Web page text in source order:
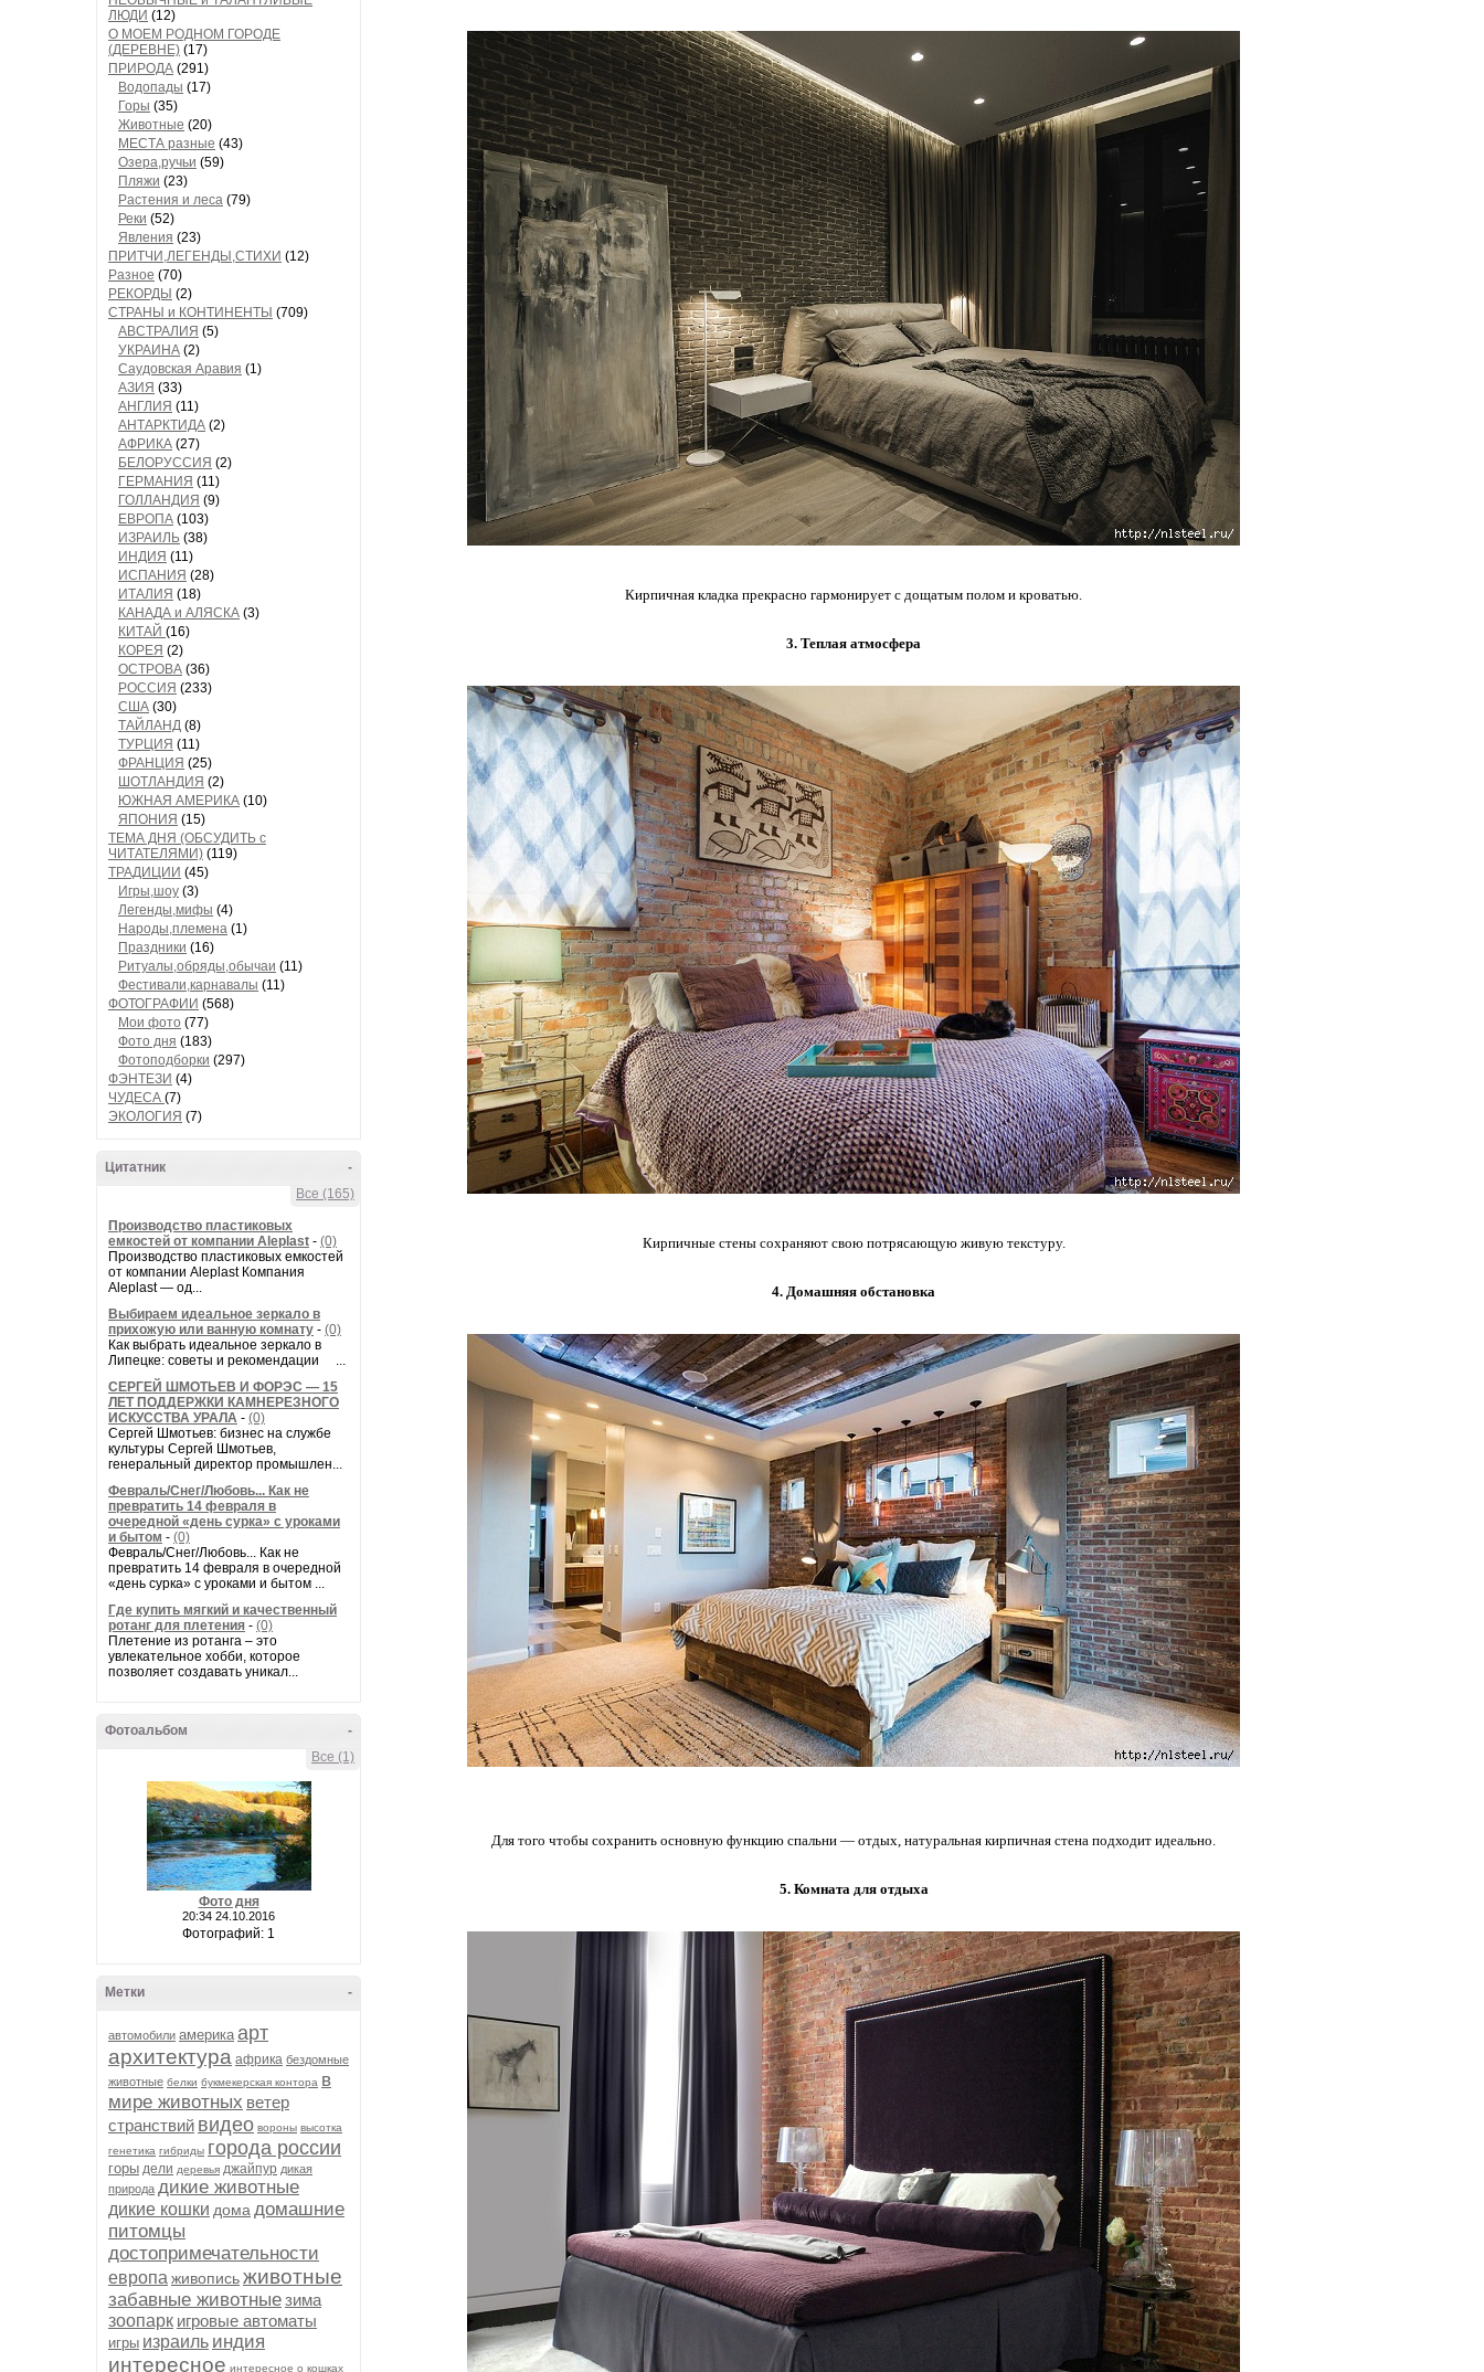
ЛЮДИ (12)
О МОЕМ РОДНОМ ГОРОДЕ
(ДЕРЕВНЕ) (17)
ПРИРОДА (291)
Водопады (17)
Горы (35)
Животные (20)
МЕСТА разные (43)
Озера,ручьи (59)
Пляжи (23)
Растения и леса (79)
Реки (52)
Явления (23)
ПРИТЧИ,ЛЕГЕНДЫ,СТИХИ (12)
Разное (70)
РЕКОРДЫ (2)
СТРАНЫ и КОНТИНЕНТЫ (709)
АВСТРАЛИЯ (5)
УКРАИНА (2)
Саудовская Аравия (1)
АЗИЯ (33)
АНГЛИЯ (11)
АНТАРКТИДА (2)
АФРИКА (27)
БЕЛОРУССИЯ (2)
ГЕРМАНИЯ (11)
ГОЛЛАНДИЯ (9)
ЕВРОПА (103)
ИЗРАИЛЬ (38)
ИНДИЯ (11)
ИСПАНИЯ (28)
ИТАЛИЯ (18)
КАНАДА и АЛЯСКА (3)
КИТАЙ (16)
КОРЕЯ (2)
ОСТРОВА (36)
РОССИЯ (233)
США (30)
ТАЙЛАНД (8)
ТУРЦИЯ (11)
ФРАНЦИЯ (25)
ШОТЛАНДИЯ (2)
ЮЖНАЯ АМЕРИКА (10)
ЯПОНИЯ (15)
ТЕМА ДНЯ (ОБСУДИТЬ с
ЧИТАТЕЛЯМИ) (119)
ТРАДИЦИИ (45)
Игры,шоу (3)
Легенды,мифы (4)
Народы,племена (1)
Праздники (16)
Ритуалы,обряды,обычаи (11)
Фестивали,карнавалы (11)
ФОТОГРАФИИ (568)
Мои фото (77)
Фото дня (183)
Фотоподборки (297)
ФЭНТЕЗИ (4)
ЧУДЕСА (7)
ЭКОЛОГИЯ (7)
-
Цитатник
Все (165)
Производство пластиковых
емкостей от компании Aleplast - (0)
Производство пластиковых емкостей
от компании Aleplast Компания
Aleplast — од...
Выбираем идеальное зеркало в
прихожую или ванную комнату - (0)
Как выбрать идеальное зеркало в
Липецке: советы и рекомендации ...
СЕРГЕЙ ШМОТЬЕВ И ФОРЭС — 15
ЛЕТ ПОДДЕРЖКИ КАМНЕРЕЗНОГО
ИСКУССТВА УРАЛА - (0)
Сергей Шмотьев: бизнес на службе
культуры Сергей Шмотьев,
генеральный директор промышлен...
Февраль/Снег/Любовь... Как не
превратить 14 февраля в
очередной «день сурка» с уроками
и бытом - (0)
Февраль/Снег/Любовь... Как не
превратить 14 февраля в очередной
«день сурка» с уроками и бытом ...
Где купить мягкий и качественный
ротанг для плетения - (0)
Плетение из ротанга – это
увлекательное хобби, которое
позволяет создавать уникал...
-
Фотоальбом
Все (1)
Фото дня
20:34 24.10.2016
Фотографий: 1
-
Метки
автомобили америка арт
архитектура африка бездомные
животные белки букмекерская контора в
мире животных ветер
странствий видео вороны высотка
генетика гибриды города россии
горы дели деревья джайпур дикая
природа дикие животные
дикие кошки дома домашние
питомцы
достопримечательности
европа живописьживотные
забавные животныезима
зоопарк игровые автоматы
игры израиль индия
интересное интересное о кошках
Кирпичная кладка прекрасно гармонирует с дощатым полом и кроватью.
3. Теплая атмосфера
Кирпичные стены сохраняют свою потрясающую живую текстуру.
4. Домашняя обстановка
Для того чтобы сохранить основную функцию спальни — отдых, натуральная кирпичная стена подходит идеально.
5. Комната для отдыха